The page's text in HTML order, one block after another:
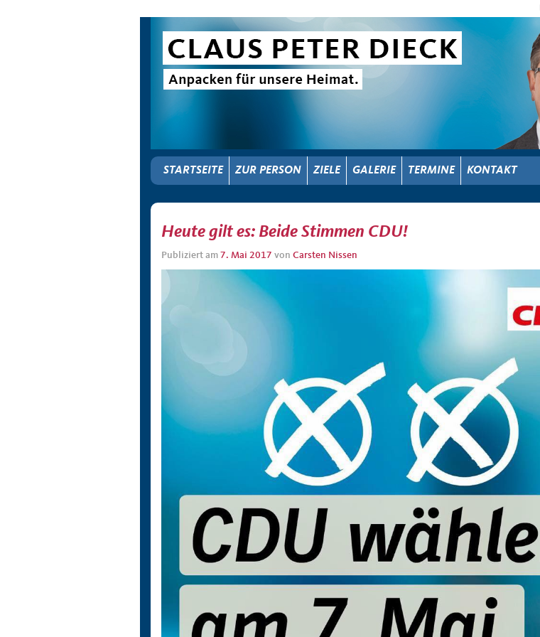
STARTSEITE ZUR PERSON ZIELE GALERIE TERMINE KONTAKT
Heute gilt es: Beide Stimmen CDU!
Publiziert am 7. Mai 2017 von Carsten Nissen